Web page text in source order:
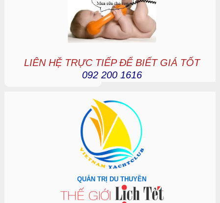
LIÊN HỆ TRỰC TIẾP ĐỂ BIẾT GIÁ TỐT
092 200 1616
QUẢN TRỊ DU THUYỀN